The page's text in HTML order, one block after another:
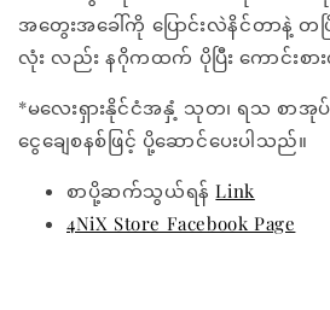
အတွေးအခေါ်ကို ပြောင်းလဲနိင်တာနဲ့
လုံး လည်း နဂိုကထက် ပိုပြီး ကောင်းစား
*မလေးရှားနိုင်ငံအနှံ့ သုတ၊ ရသ စာအုပ်
ငွေချေစနစ်ဖြင့် ပို့ဆောင်ပေးပါသည်။
စာပို့ဆက်သွယ်ရန်Link
4NiX Store Facebook Page